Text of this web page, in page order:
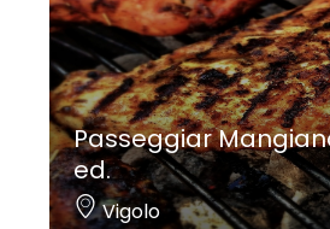
Passeggiar
ed.
Vigolo